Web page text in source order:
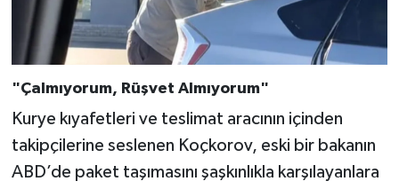
"Çalmıyorum, Rüşvet Almıyorum"
Kurye kıyafetleri ve teslimat aracının içinden
takipçilerine seslenen Koçkorov, eski bir bakanın
ABD’de paket taşımasını şaşkınlıkla karşılayanlara